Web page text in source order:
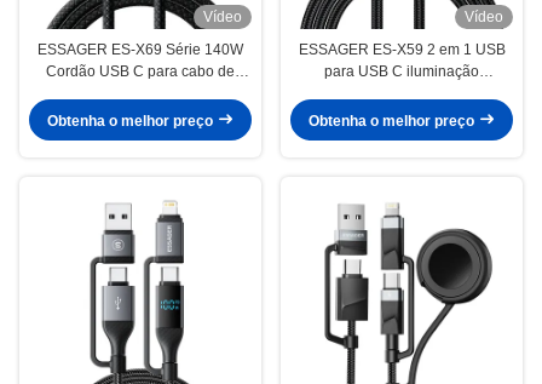
Vídeo
ESSAGER ES-X69 Série 140W
Cordão USB C para cabo de
MacBook
Obtenha o melhor preço
Vídeo
ESSAGER ES-X59 2 em 1 USB
para USB C iluminação
cabo de dados
Obtenha o melhor preço